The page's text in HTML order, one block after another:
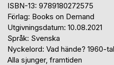
ISBN-13: 9789180272575
Förlag: Books on Demand
Utgivningsdatum: 10.08.2021
Språk: Svenska
Nyckelord: Vad hände? 1960-
Alla sjunger, framtiden